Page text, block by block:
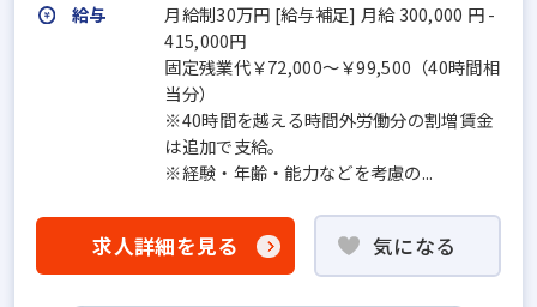
給与
月給制30万円 [給与補足] 月給 300,000 円 -
415,000円
固定残業代￥72,000～￥99,500（40時間相
当分）
※40時間を越える時間外労働分の割増賃金
は追加で支給。
※経験・年齢・能力などを考慮の...
求人詳細を見る 気になる